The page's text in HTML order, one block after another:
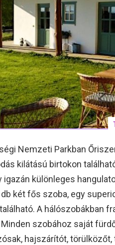
Nemzeti Parkban
kilátású birtokon
különleges
két fős szoba, egy
A hálószobákban
szobához saját
hajszárítót,